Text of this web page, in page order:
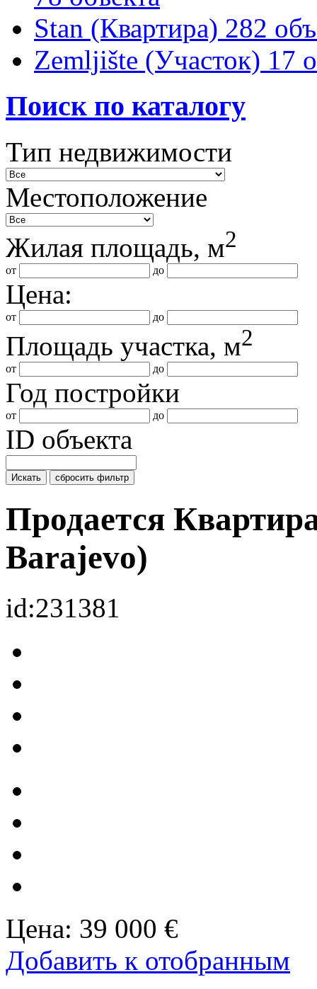
Stan (Квартира) 282
Zemljište (Участок) 17
Поиск по каталогу
Тип недвижимости
Местоположение
Жилая площадь, м2
от до
Цена:
от до
Площадь участка, м2
от до
Год постройки
от до
ID объекта
Искать сбросить фильтр
Продается
Barajevo)
id:231381
Цена: 39 000 €
Добавить к отобранным